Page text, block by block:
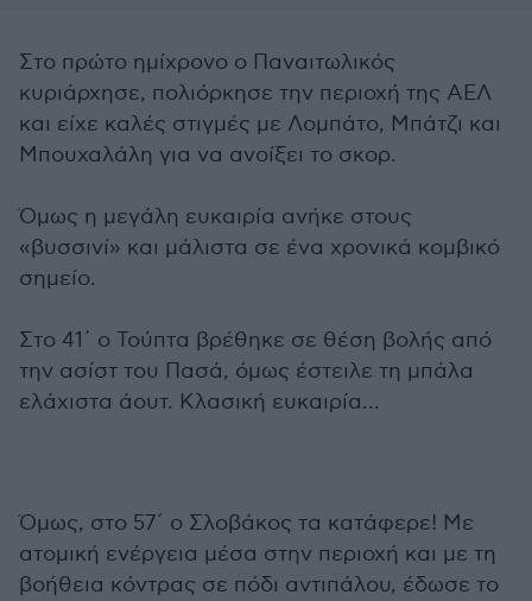
Στο πρώτο ημίχρονο ο Παναιτωλικός
κυριάρχησε, πολιόρκησε την περιοχή της ΑΕΛ
και είχε καλές στιγμές με Λομπάτο, Μπάτζι και
Μπουχαλάλη για να ανοίξει το σκορ.
Όμως η μεγάλη ευκαιρία ανήκε στους
«βυσσινί» και μάλιστα σε ένα χρονικά κομβικό
σημείο.
Στο 41΄ ο Τούπτα βρέθηκε σε θέση βολής από
την ασίστ του Πασά, όμως έστειλε τη μπάλα
ελάχιστα άουτ. Κλασική ευκαιρία...
Όμως, στο 57΄ ο Σλοβάκος τα κατάφερε! Με
ατομική ενέργεια μέσα στην περιοχή και με τη
βοήθεια κόντρας σε πόδι αντιπάλου, έδωσε το